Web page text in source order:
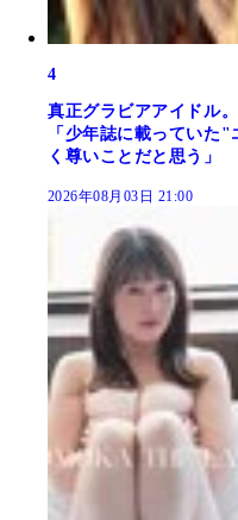
4
真正グラビアアイドル
「少年誌に載っていた
く尊いことだと思う」
2026年08月03日 21:00